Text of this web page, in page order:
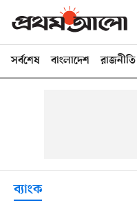
সর্বশেষ বাংলাদেশ রাজনীতি
ব্যাংক